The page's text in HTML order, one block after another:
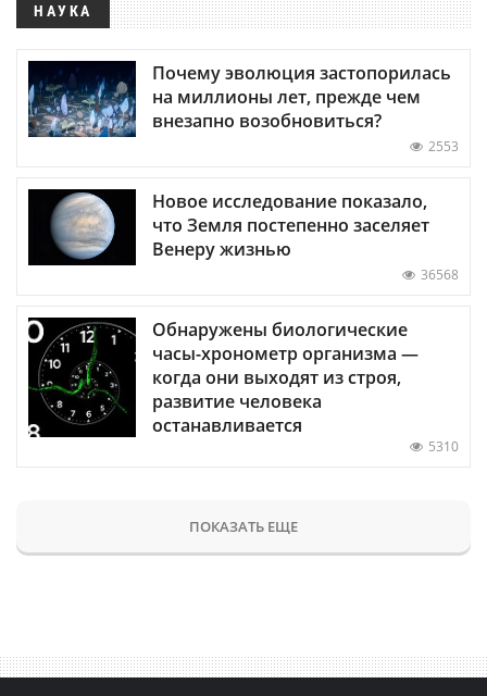
НАУКА
Почему эволюция застопорилась
на миллионы лет, прежде чем
внезапно возобновиться?
2553
Новое исследование показало,
что Земля постепенно заселяет
Венеру жизнью
36568
Обнаружены биологические
часы-хронометр организма —
когда они выходят из строя,
развитие человека
останавливается
5310
ПОКАЗАТЬ ЕЩЕ